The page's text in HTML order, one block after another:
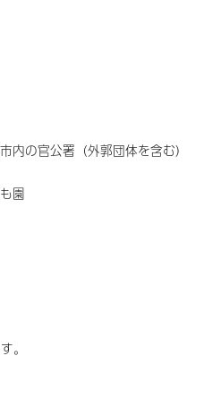
内の官公署（外郭団体を含む）
園
。